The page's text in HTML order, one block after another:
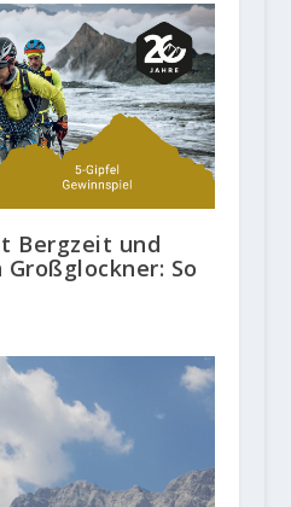
Bergzeit und
So